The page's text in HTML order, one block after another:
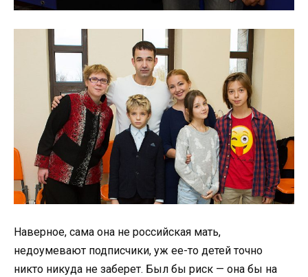
Наверное, сама она не российская мать,
недоумевают подписчики, уж ее-то детей точно
никто никуда не заберет. Был бы риск — она бы на